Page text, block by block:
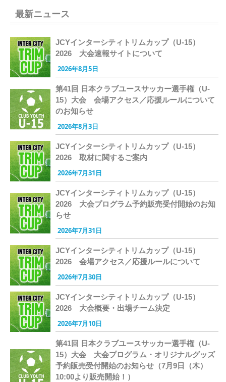
最新ニュース
JCYインターシティトリムカップ（U-15）
2026 大会速報サイトについて
2026年8月5日
第41回 日本クラブユースサッカー選手権（U-
15）大会 会場アクセス／応援ルールについて
のお知らせ
2026年8月3日
JCYインターシティトリムカップ（U-15）
2026 取材に関するご案内
2026年7月31日
JCYインターシティトリムカップ（U-15）
2026 大会プログラム予約販売受付開始のお知
らせ
2026年7月31日
JCYインターシティトリムカップ（U-15）
2026 会場アクセス／応援ルールについて
2026年7月30日
JCYインターシティトリムカップ（U-15）
2026 大会概要・出場チーム決定
2026年7月10日
第41回 日本クラブユースサッカー選手権（U-
15）大会 大会プログラム・オリジナルグッズ
予約販売受付開始のお知らせ（7月9日（木）
10:00より販売開始！）